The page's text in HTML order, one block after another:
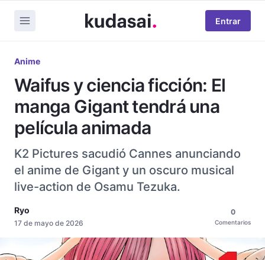
Entrar
Anime
Waifus y ciencia ficción: El
manga Gigant tendrá una
película animada
K2 Pictures sacudió Cannes anunciando
el anime de Gigant y un oscuro musical
live-action de Osamu Tezuka.
Ryo
17 de mayo de 2026
0
Comentarios